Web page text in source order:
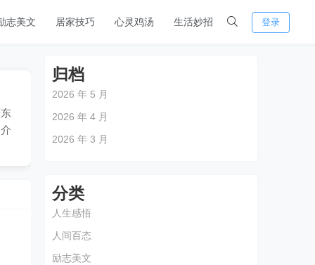
志美文 居家技巧 心灵鸡汤 生活妙招 登录
归档
2026 年 5 月
2026 年 4 月
2026 年 3 月
分类
人生感悟
人间百态
励志美文